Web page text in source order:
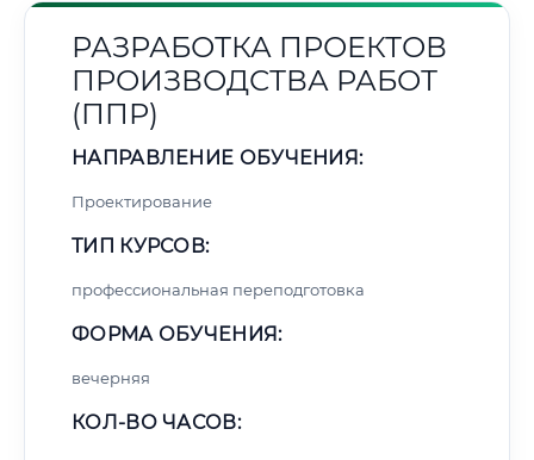
РАЗРАБОТКА ПРОЕКТОВ
ПРОИЗВОДСТВА РАБОТ
(ППР)
НАПРАВЛЕНИЕ ОБУЧЕНИЯ:
Проектирование
ТИП КУРСОВ:
профессиональная переподготовка
ФОРМА ОБУЧЕНИЯ:
вечерняя
КОЛ-ВО ЧАСОВ: